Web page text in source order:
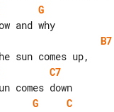
G
B7
C7
G
C